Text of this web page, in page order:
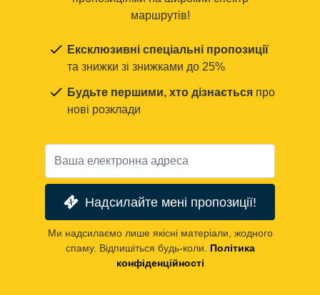
маршрутів!
Ексклюзивні спеціальні пропозиції
та знижки зі знижками до 25%
Будьте першими, хто дізнається про
нові розклади
Надсилайте мені пропозиції!
Ми надсилаємо лише якісні матеріали, жодного
спаму. Відпишіться будь-коли. Політика
конфіденційності